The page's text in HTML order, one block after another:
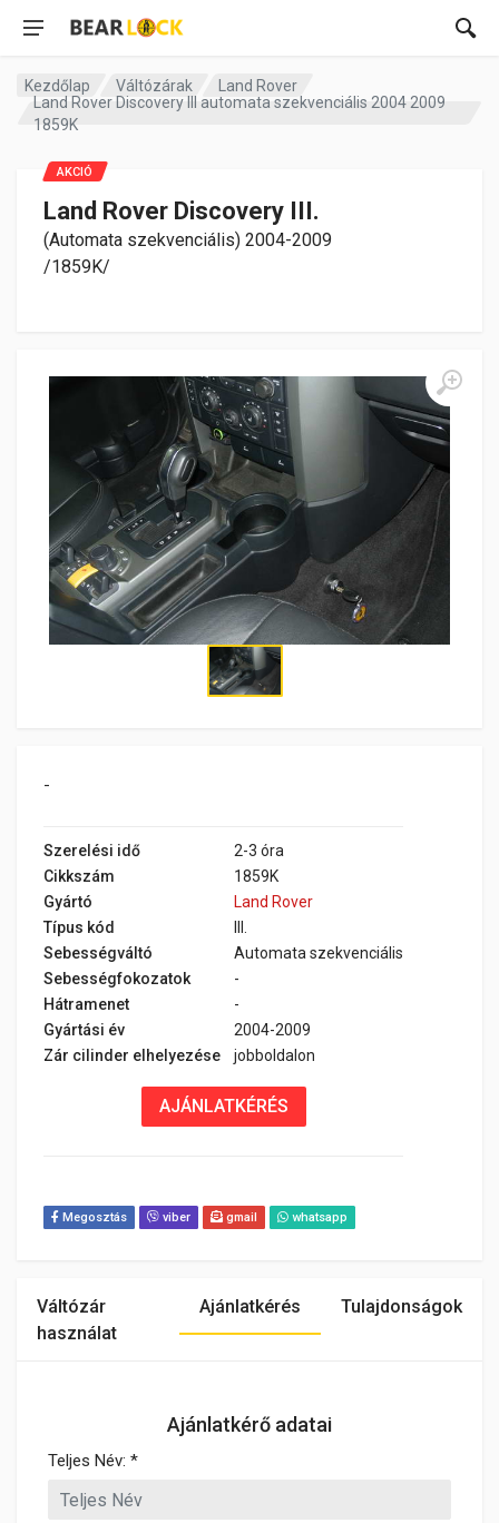
Kezdőlap Váltózárak
Land Rover
Land Rover Discovery III automata szekvenciális 2004 2009
1859K
Land Rover Discovery III.
(Automata szekvenciális) 2004-2009
/1859K/
-
AKCIÓ
Szerelési idő
2-3 óra
Cikkszám
1859K
Gyártó
Land Rover
Típus kód
Sebességváltó
Automata szekvenciális
Sebességfokozatok
-
Hátramenet
-
Gyártási év
2004-2009
Zár cilinder elhelyezése
jobboldalon
AJÁNLATKÉRÉS
Megosztás viber gmail whatsapp
Váltózár
használat
Ajánlatkérés Tulajdonságok
Ajánlatkérő adatai
Teljes Név: *